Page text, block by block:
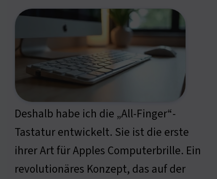
Deshalb habe ich die „All-Finger“-
Tastatur entwickelt. Sie ist die erste
ihrer Art für Apples Computerbrille. Ein
revolutionäres Konzept, das auf der